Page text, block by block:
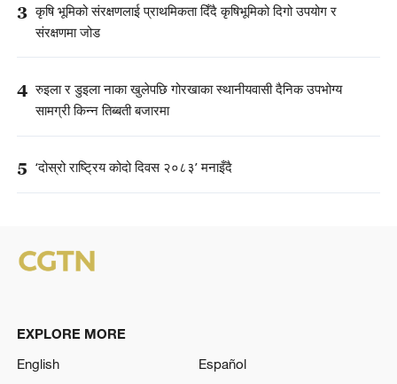
3 कृषि भूमिको संरक्षणलाई प्राथमिकता दिँदै कृषिभूमिको दिगो उपयोग र
संरक्षणमा जोड
4 रुइला र डुइला नाका खुलेपछि गोरखाका स्थानीयवासी दैनिक उपभोग्य
सामग्री किन्न तिब्बती बजारमा
5 ‘दोस्रो राष्ट्रिय कोदो दिवस २०८३’ मनाइँदै
EXPLORE MORE
English
Español